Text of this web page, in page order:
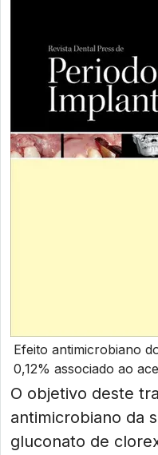
Efeito antimicrobiano
0,12% associado ao
O objetivo deste
antimicrobiano da
gluconato de